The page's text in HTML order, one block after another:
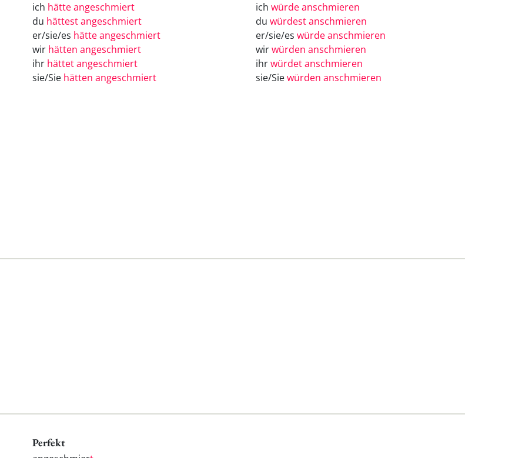
ich hätte angeschmiert
du hättest angeschmiert
er/sie/es hätte angeschmiert
wir hätten angeschmiert
ihr hättet angeschmiert
sie/Sie hätten angeschmiert
ich würde anschmieren
du würdest anschmieren
er/sie/es würde anschmieren
wirwürden anschmieren
ihrwürdet anschmieren
sie/Siewürden anschmieren
Perfekt